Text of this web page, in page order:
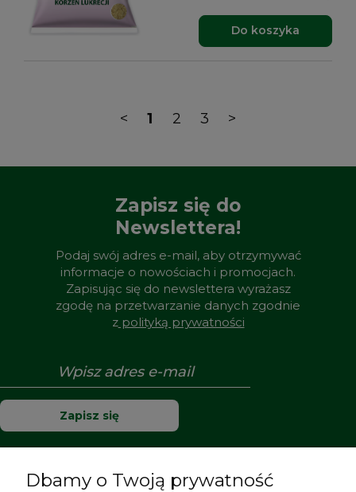
Do koszyka
< 1 2 3 >
Zapisz się do
Newslettera!
Podaj swój adres e-mail, aby otrzymywać
informacje o nowościach i promocjach.
Zapisując się do newslettera wyrażasz
zgodę na przetwarzanie danych zgodnie
zpolityką prywatności
Zapisz się
Dbamy o Twoją prywatność